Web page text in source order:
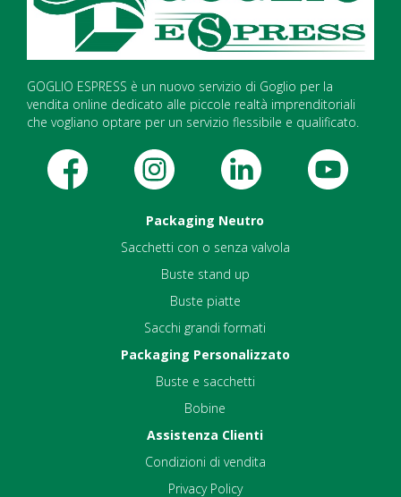
GOGLIO ESPRESS è un nuovo servizio di Goglio per la
vendita online dedicato alle piccole realtà imprenditoriali
che vogliano optare per un servizio flessibile e qualificato.
Packaging Neutro
Sacchetti con o senza valvola
Buste stand up
Buste piatte
Sacchi grandi formati
Packaging Personalizzato
Buste e sacchetti
Bobine
Assistenza Clienti
Condizioni di vendita
Privacy Policy